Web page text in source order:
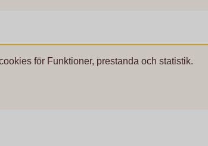
för Funktioner, prestanda och statistik.